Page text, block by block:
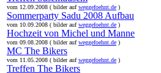
vom 12.09.2008 ( bilder aufweggefoehnt.de )
Sommerparty Sadu 2008 Aufbau
vom 10.09.2008 ( bilder aufweggefoehnt.de )
Hochzeit von Michel und Manne
vom 09.08.2008 ( bilder aufweggefoehnt.de )
MC The Bikers
vom 11.05.2008 ( bilder aufweggefoehnt.de )
Treffen The Bikers